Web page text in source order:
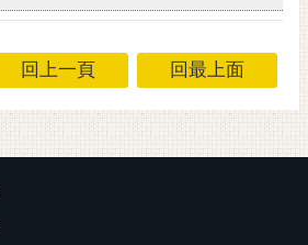
回上一頁 回最上面